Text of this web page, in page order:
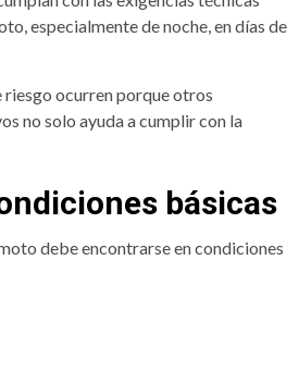
especialmente de noche, en días de
riesgo ocurren porque otros
no solo ayuda a cumplir con la
básicas
debe encontrarse en condiciones